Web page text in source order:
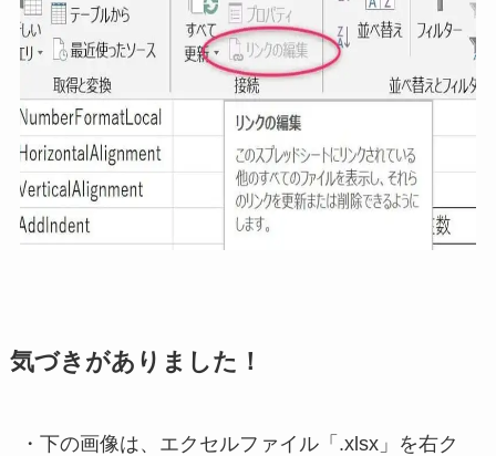
気づきがありました！
・下の画像は、エクセルファイル「.xlsx」を右ク